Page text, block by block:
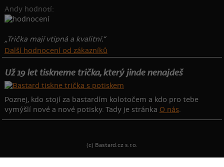
Andy hodnotí:
„Trička mají vtipná a kvalitní.“
Další hodnocení od zákazníků
Už 19 let tiskneme trička, který jinde nenajdeš
Poznej, kdo stojí za bastardím kolotočem a kdo pro tebe
vymýšlí nové a nové potisky. Tady je stránka O nás.
(c) Bastard.cz s.r.o.